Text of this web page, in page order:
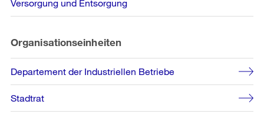
Versorgung und Entsorgung
Organisationseinheiten
Departement der Industriellen Betriebe
Stadtrat